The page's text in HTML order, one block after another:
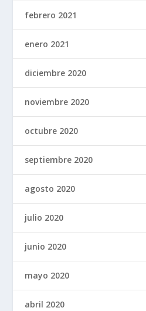
febrero 2021
enero 2021
diciembre 2020
noviembre 2020
octubre 2020
septiembre 2020
agosto 2020
julio 2020
junio 2020
mayo 2020
abril 2020